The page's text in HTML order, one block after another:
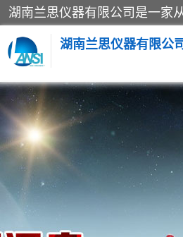
湖南兰思仪器有限公
老化房
工业烘箱